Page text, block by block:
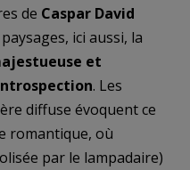
de Caspar David
ici aussi, la
et
. Les
diffuse évoquent ce
romantique, où
par le lampadaire)